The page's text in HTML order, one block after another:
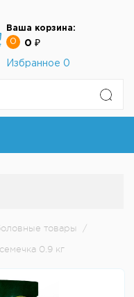
Ваша корзина:
0
0 ₽
Избранное 0
товары
/
0.9 кг